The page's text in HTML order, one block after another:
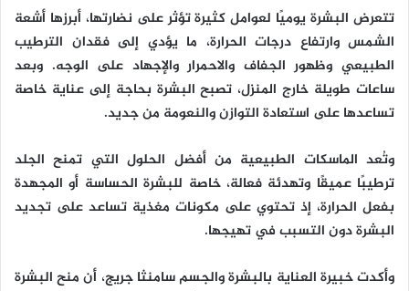
تتعرض البشرة يوميًا لعوامل كثيرة تؤثر على نضارتها، أبرزها أشعة
الشمس وارتفاع درجات الحرارة، ما يؤدي إلى فقدان الترطيب
الطبيعي وظهور الجفاف والاحمرار والإجهاد على الوجه. وبعد
ساعات طويلة خارج المنزل، تصبح البشرة بحاجة إلى عناية خاصة
تساعدها على استعادة التوازن والنعومة من جديد.
وتُعد الماسكات الطبيعية من أفضل الحلول التي تمنح الجلد
ترطيبًا عميقًا وتهدئة فعالة، خاصة للبشرة الحساسة أو المجهدة
بفعل الحرارة، إذ تحتوي على مكونات مغذية تساعد على تجديد
البشرة دون التسبب في تهيجها.
وأكدت خبيرة العناية بالبشرة والجسم سامنثا جريج، أن منح البشرة